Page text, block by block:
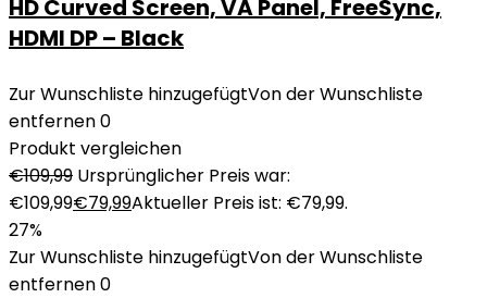
HD Curved Screen, VA Panel, FreeSync,
HDMI DP – Black
Zur Wunschliste hinzugefügtVon der Wunschliste
entfernen0
Produkt vergleichen
€109,99 Ursprünglicher Preis war:
€109,99€79,99Aktueller Preis ist: €79,99.
27%
Zur Wunschliste hinzugefügtVon der Wunschliste
entfernen0